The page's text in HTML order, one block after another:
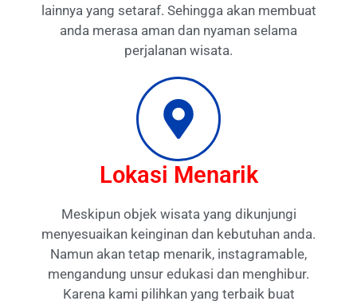
lainnya yang setaraf. Sehingga akan membuat
anda merasa aman dan nyaman selama
perjalanan wisata.
Lokasi Menarik
Meskipun objek wisata yang dikunjungi
menyesuaikan keinginan dan kebutuhan anda.
Namun akan tetap menarik, instagramable,
mengandung unsur edukasi dan menghibur.
Karena kami pilihkan yang terbaik buat